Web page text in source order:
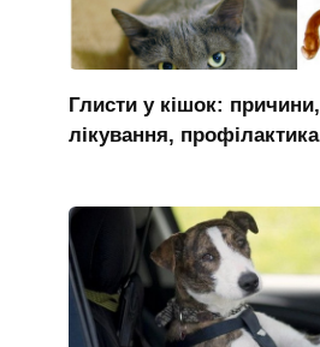
Глисти у кішок:
лікування, профілактика